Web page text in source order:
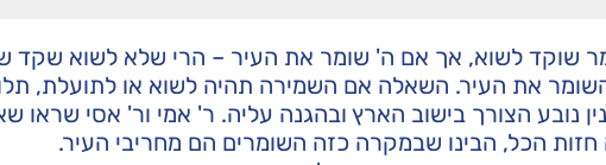
שוקד לשוא, אך אם ה' שומר את העיר – הרי שלא לשוא שקד
את העיר. השאלה אם השמירה תהיה לשוא או לתועלת,
נובע הצורך בישוב הארץ ובהגנה עליה. ר' אמי ור' אסי שראו
חזות הכל, הבינו שבמקרה כזה השומרים הם מחריבי העיר.